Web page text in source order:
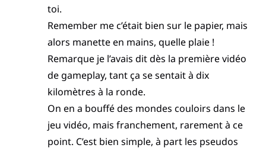
toi.
Remember me c’était bien sur le papier, mais
alors manette en mains, quelle plaie !
Remarque je l’avais dit dès la première vidéo
de gameplay, tant ça se sentait à dix
kilomètres à la ronde.
On en a bouffé des mondes couloirs dans le
jeu vidéo, mais franchement, rarement à ce
point. C’est bien simple, à part les pseudos